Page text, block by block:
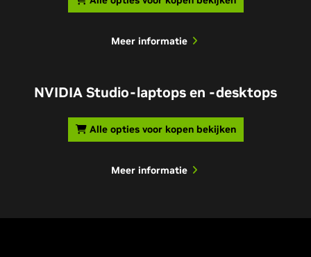
Meer informatie
NVIDIA Studio-laptops en -desktops
Alle opties voor kopen bekijken
Meer informatie